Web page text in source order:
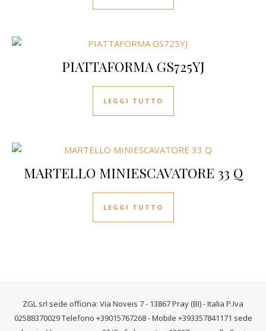
PIATTAFORMA GS725YJ
LEGGI TUTTO
MARTELLO MINIESCAVATORE 33 Q
LEGGI TUTTO
ZGL srl sede officina: Via Noveis 7 - 13867 Pray (BI) - Italia P.Iva
02588370029 Telefono +39015767268 - Mobile +393357841171 sede